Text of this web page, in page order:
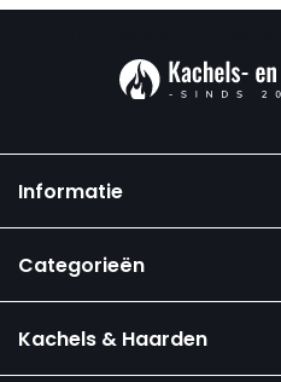
Informatie
Categorieën
Kachels & Haarden